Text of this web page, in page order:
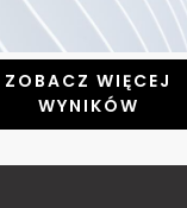
ZOBACZ WIĘCEJ
WYNIKÓW